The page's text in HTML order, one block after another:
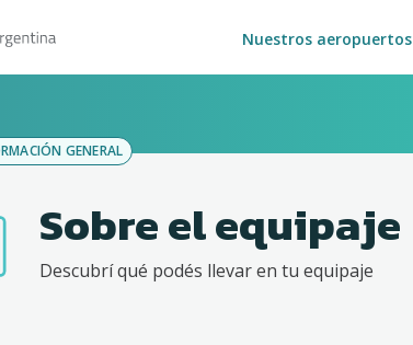
Nuestros aeropuertos
GENERAL
Sobre el equipaje
Descubrí qué podés llevar en tu equipaje